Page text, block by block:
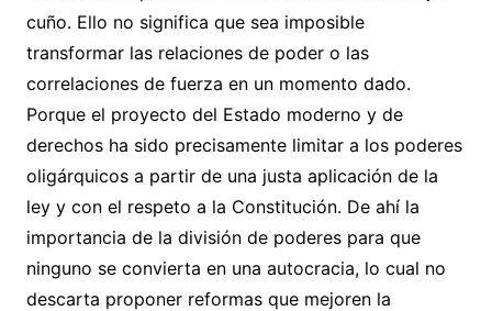
cuño. Ello no significa que sea imposible
transformar las relaciones de poder o las
correlaciones de fuerza en un momento dado.
Porque el proyecto del Estado moderno y de
derechos ha sido precisamente limitar a los poderes
oligárquicos a partir de una justa aplicación de la
ley y con el respeto a la Constitución. De ahí la
importancia de la división de poderes para que
ninguno se convierta en una autocracia, lo cual no
descarta proponer reformas que mejoren la